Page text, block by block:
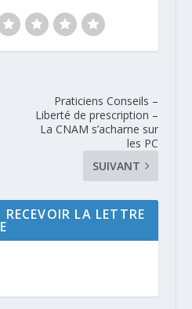
Praticiens Conseils –
Liberté de prescription –
La CNAM s’acharne sur
les PC
SUIVANT
LA LETTRE